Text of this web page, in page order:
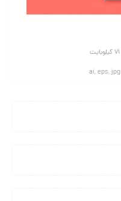
71 کیلوبایت
ai, eps, jpg